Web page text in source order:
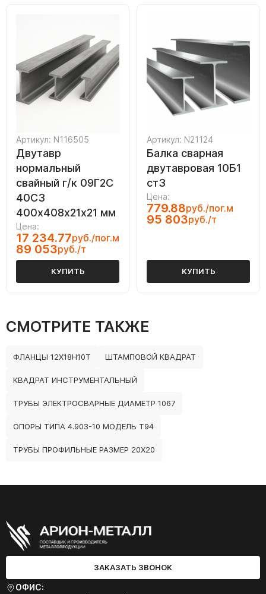
Артикул: N116505
Двутавр
нормальный
свайный г/к 09Г2С
40С3
400х408х21х21 мм
Цена:
17 234.77руб./пог.м
89 053руб./т
КУПИТЬ
Артикул: N21124
Балка сварная
двутавровая 10Б1
ст3
Цена:
779.88руб./пог.м
95 803руб./т
КУПИТЬ
СМОТРИТЕ ТАКЖЕ
ФЛАНЦЫ 12Х18Н10Т ШТАМПОВОЙ КВАДРАТ
КВАДРАТ ИНСТРУМЕНТАЛЬНЫЙ
ТРУБЫ ЭЛЕКТРОСВАРНЫЕ ДИАМЕТР 1067
ОПОРЫ ТИПА 4.903-10 МОДЕЛЬ Т94
ТРУБЫ ПРОФИЛЬНЫЕ РАЗМЕР 20Х20
ЗАКАЗАТЬ ЗВОНОК
ОФИС: